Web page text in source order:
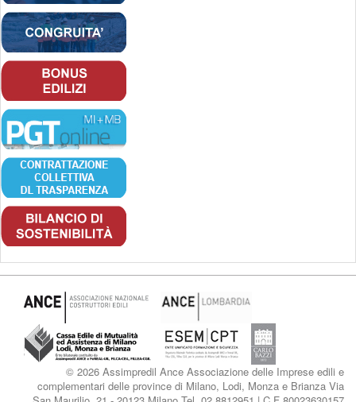
© 2026 Assimpredil Ance Associazione delle Imprese edili e
complementari delle province di Milano, Lodi, Monza e Brianza Via